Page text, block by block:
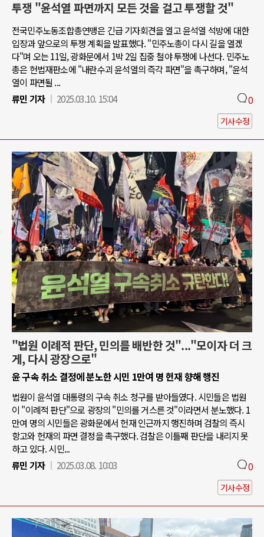
투쟁 "윤석열 파면까지 모든 것을 걸고 투쟁할 것"
전국민주노동조합총연맹은 긴급 기자회견을 열고 윤석열 석방에 대한
입장과 앞으로의 투쟁 계획을 발표했다. "민주노총이 다시 길을 열겠
다"며 오는 11일, 광화문에서 1박 2일 집중 철야 투쟁에 나선다. 민주노
총은 헌법재판소에 "내란수괴 윤석열의 즉각 파면"을 촉구하며, "윤석
열이 파면될 ...
류민 기자
2025.03.10. 15:04 0
기사수정
"법원 이례적 판단, 민의를 배반한 것"..."모이자 더 크
게, 다시 광장으로"
윤 구속 취소 결정에 분노한 시민 1만여 명 헌재 향해 행진
법원이 윤석열 대통령의 구속 취소 청구를 받아들였다. 시민들은 법원
이 "이례적 판단"으로 광장의 "민의를 거스른 것"이라면서 분노했다. 1
만여 명의 시민들은 광화문에서 헌재 인근까지 행진하며 검찰의 즉시
항고와 헌재의 파면 결정을 촉구했다. 검찰은 이틀째 판단을 내리지 못
하고 있다. 시민...
류민 기자
2025.03.08. 10:03 0
기사수정